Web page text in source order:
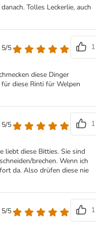
Tolles Leckerlie, auch
5/5
1
diese Dinger
diese Rinti für Welpen
5/5
1
liebt diese Bitties. Sie sind
brechen. Wenn ich
da. Also drüfen diese nie
5/5
1